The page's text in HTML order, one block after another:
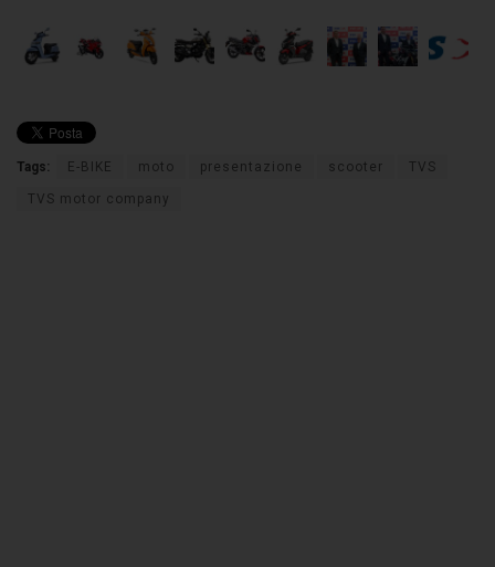
Tags: E-BIKE moto presentazione scooter TVS
TVS motor company